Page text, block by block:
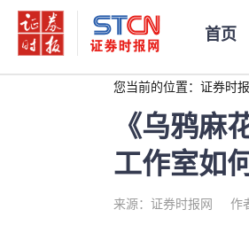
首页
您当前的位置： 证券时报
《乌鸦
工作室如
来源：证券时报网 作